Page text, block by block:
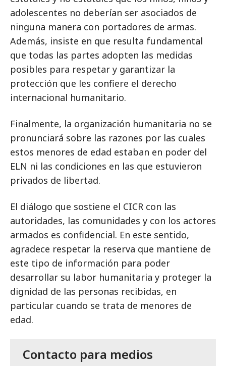
adolescentes no deberían ser asociados de
ninguna manera con portadores de armas.
Además, insiste en que resulta fundamental
que todas las partes adopten las medidas
posibles para respetar y garantizar la
protección que les confiere el derecho
internacional humanitario.
Finalmente, la organización humanitaria no se
pronunciará sobre las razones por las cuales
estos menores de edad estaban en poder del
ELN ni las condiciones en las que estuvieron
privados de libertad.
El diálogo que sostiene el CICR con las
autoridades, las comunidades y con los actores
armados es confidencial. En este sentido,
agradece respetar la reserva que mantiene de
este tipo de información para poder
desarrollar su labor humanitaria y proteger la
dignidad de las personas recibidas, en
particular cuando se trata de menores de
edad.
Contacto para medios